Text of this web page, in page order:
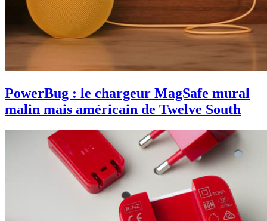
PowerBug : le chargeur MagSafe mural
malin mais américain de Twelve South